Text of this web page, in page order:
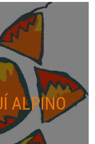
ALPINO